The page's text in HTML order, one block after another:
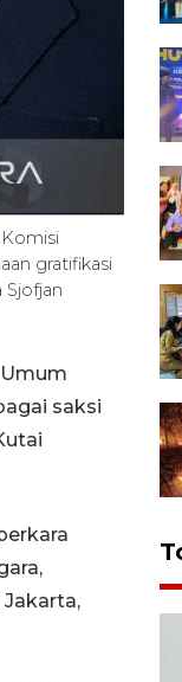
gratifikasi
Sjofjan
saksi
Jakarta,